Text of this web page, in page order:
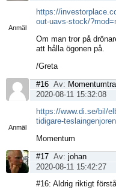
Anmäl
https://
out-uavs-stock/
Om man tror på
att hålla ögonen på.
/Greta
Anmäl
#16 Av:
2020-08-11 15:32:08
https://www.di.se/bil/
tidigare-
Momentum
#17 Av: johan
2020-08-11 15:42:27
#16: Aldrig riktigt